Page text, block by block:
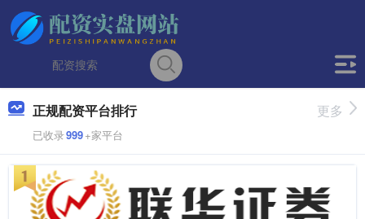
正规配资平台排行
已收录999+家平台
更多